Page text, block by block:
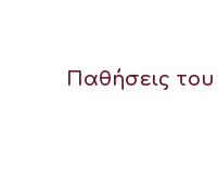
Παθήσεις